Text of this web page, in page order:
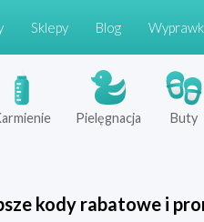
Sklepy Blog
Pielęgnacja Buty
kody rabatowe i